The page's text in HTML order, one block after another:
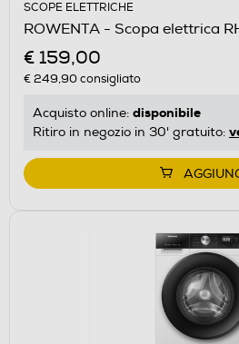
SCOPE ELETTRICHE
ROWENTA - Scopa elettrica
€ 159,00
€ 249,90consigliato
Acquisto online: disponibile
Ritiro in negozio in 30' gratuito: